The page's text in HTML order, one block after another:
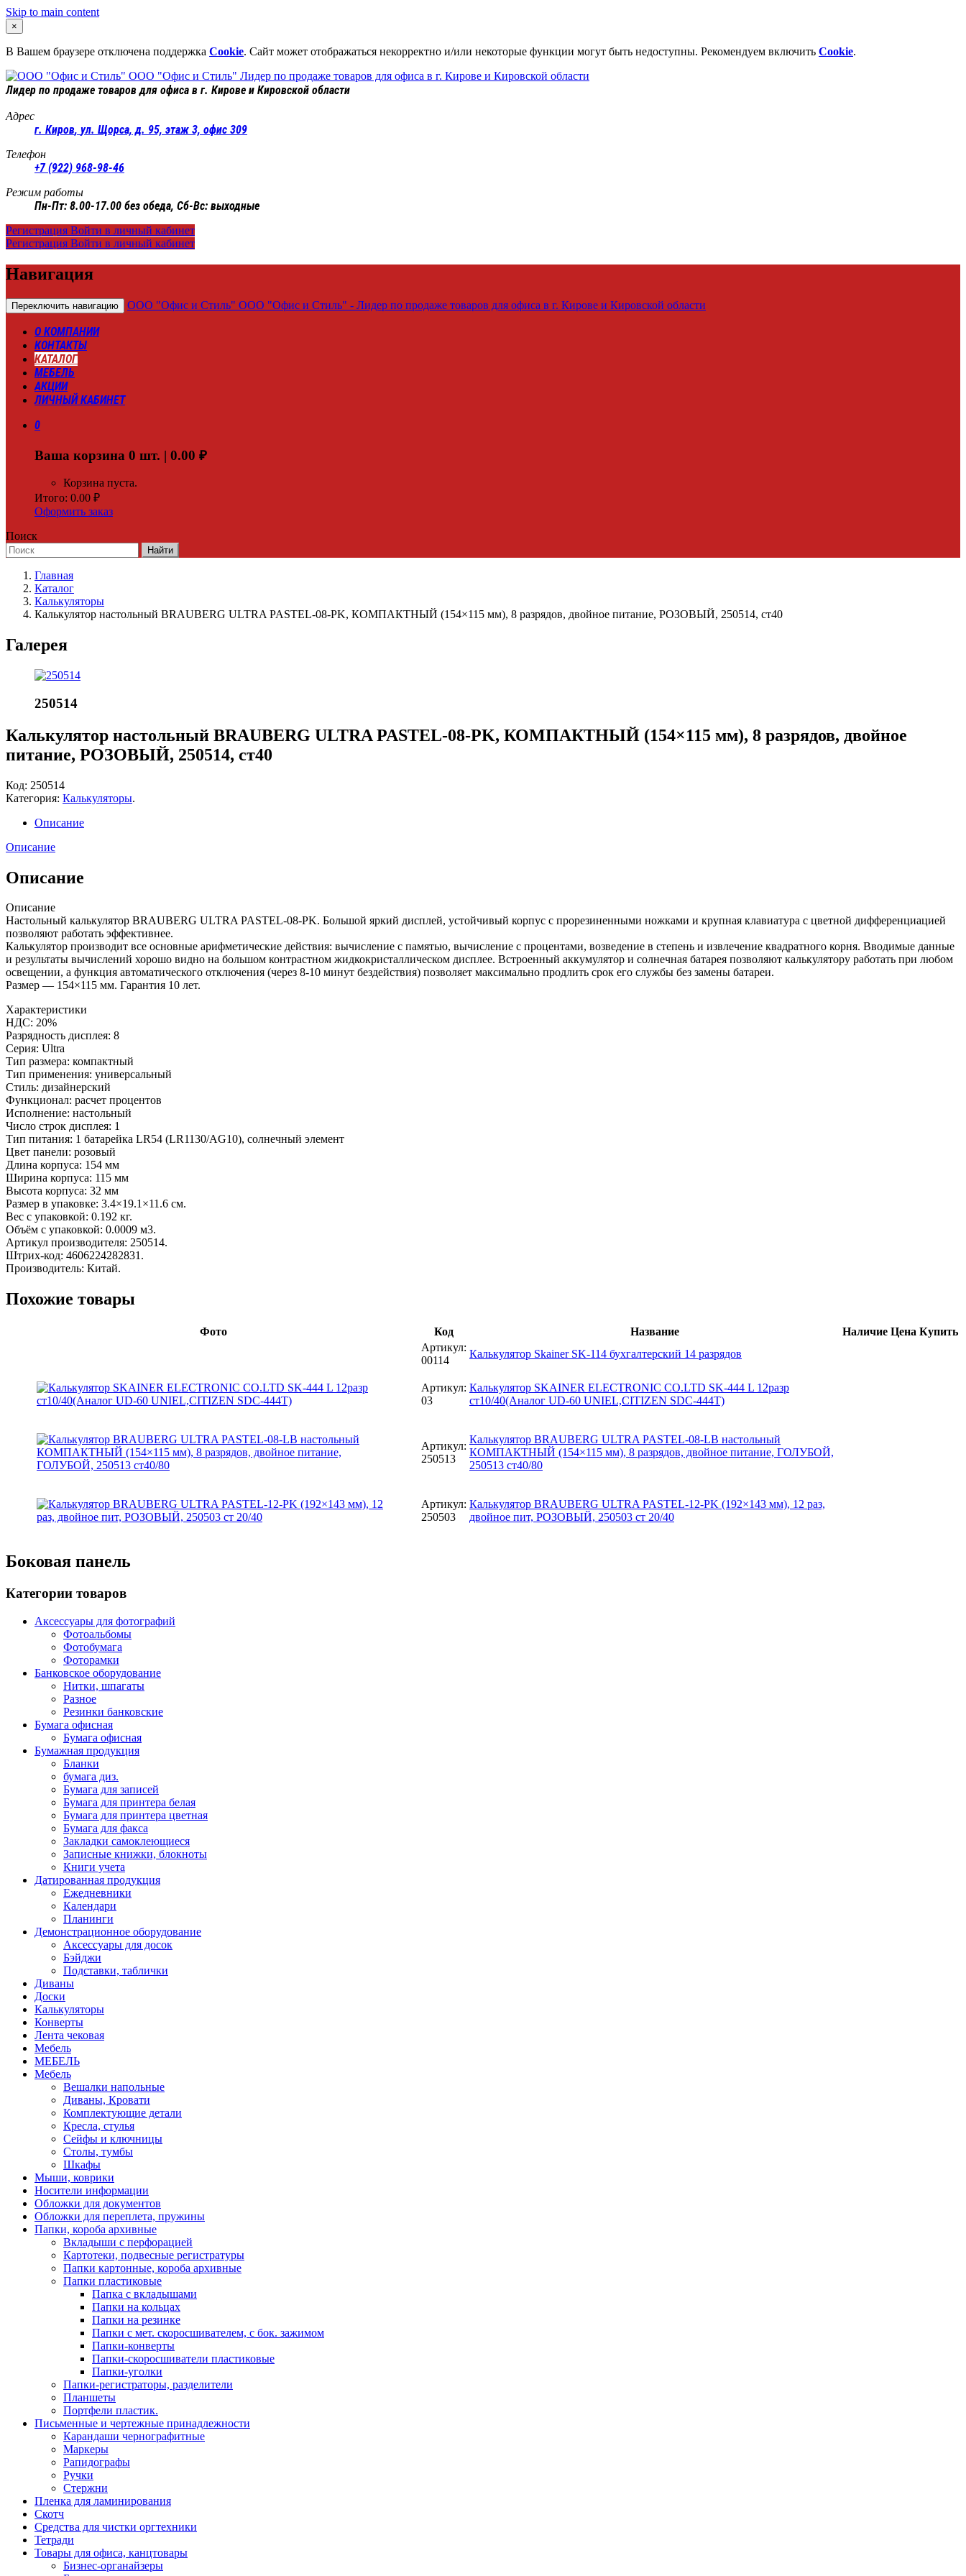
Skip to main content
×
В Вашем браузере отключена поддержка Cookie. Сайт может отображаться некорректно и/или некоторые функции могут быть недоступны. Рекомендуем включить Cookie.
ООО "Офис и Стиль" Лидер по продаже товаров для офиса в г. Кирове и Кировской области
Лидер по продаже товаров для офиса в г. Кирове и Кировской области
Адрес
г. Киров, ул. Щорса, д. 95, этаж 3, офис 309
Телефон
+7 (922) 968-98-46
Режим работы
Пн-Пт: 8.00-17.00 без обеда, Сб-Вс: выходные
Регистрация Войти в личный кабинет
Регистрация Войти в личный кабинет
Навигация
Переключить навигацию ООО "Офис и Стиль" ООО "Офис и Стиль" - Лидер по продаже товаров для офиса в г. Кирове и Кировской области
О КОМПАНИИ
КОНТАКТЫ
КАТАЛОГ
МЕБЕЛЬ
АКЦИИ
ЛИЧНЫЙ КАБИНЕТ
0
Ваша корзина 0 шт. | 0.00 ₽
Корзина пуста.
Итого: 0.00 ₽
Оформить заказ
Поиск
Найти
Главная
Каталог
Калькуляторы
Калькулятор настольный BRAUBERG ULTRA PASTEL-08-PK, КОМПАКТНЫЙ (154×115 мм), 8 разрядов, двойное питание, РОЗОВЫЙ, 250514, ст40
Галерея
250514
Калькулятор настольный BRAUBERG ULTRA PASTEL-08-PK, КОМПАКТНЫЙ (154×115 мм), 8 разрядов, двойное
питание, РОЗОВЫЙ, 250514, ст40
Код: 250514
Категория: Калькуляторы.
Описание
Описание
Описание
Описание
Настольный калькулятор BRAUBERG ULTRA PASTEL-08-PK. Большой яркий дисплей, устойчивый корпус с прорезиненными ножками и крупная клавиатура с цветной дифференциацией
позволяют работать эффективнее.
Калькулятор производит все основные арифметические действия: вычисление с памятью, вычисление с процентами, возведение в степень и извлечение квадратного корня. Вводимые данные
и результаты вычислений хорошо видно на большом контрастном жидкокристаллическом дисплее. Встроенный аккумулятор и солнечная батарея позволяют калькулятору работать при любом
освещении, а функция автоматического отключения (через 8-10 минут бездействия) позволяет максимально продлить срок его службы без замены батареи.
Размер — 154×115 мм. Гарантия 10 лет.
Характеристики
НДС: 20%
Разрядность дисплея: 8
Серия: Ultra
Тип размера: компактный
Тип применения: универсальный
Стиль: дизайнерский
Функционал: расчет процентов
Исполнение: настольный
Число строк дисплея: 1
Тип питания: 1 батарейка LR54 (LR1130/AG10), солнечный элемент
Цвет панели: розовый
Длина корпуса: 154 мм
Ширина корпуса: 115 мм
Высота корпуса: 32 мм
Размер в упаковке: 3.4×19.1×11.6 см.
Вес с упаковкой: 0.192 кг.
Объём с упаковкой: 0.0009 м3.
Артикул производителя: 250514.
Штрих-код: 4606224282831.
Производитель: Китай.
Похожие товары
Фото Код Название Наличие Цена Купить
Артикул:
00114
Калькулятор Skainer SK-114 бухгалтерский 14 разрядов
Артикул:
03
Калькулятор SKAINER ELECTRONIC CO.LTD SK-444 L 12разр
ст10/40(Аналог UD-60 UNIEL,CITIZEN SDC-444T)
Артикул:
250513
Калькулятор BRAUBERG ULTRA PASTEL-08-LB настольный
КОМПАКТНЫЙ (154×115 мм), 8 разрядов, двойное питание, ГОЛУБОЙ,
250513 ст40/80
Артикул:
250503
Калькулятор BRAUBERG ULTRA PASTEL-12-PK (192×143 мм), 12 раз,
двойное пит, РОЗОВЫЙ, 250503 ст 20/40
Боковая панель
Категории товаров
Аксессуары для фотографий
Фотоальбомы
Фотобумага
Фоторамки
Банковское оборудование
Нитки, шпагаты
Разное
Резинки банковские
Бумага офисная
Бумага офисная
Бумажная продукция
Бланки
бумага диз.
Бумага для записей
Бумага для принтера белая
Бумага для принтера цветная
Бумага для факса
Закладки самоклеющиеся
Записные книжки, блокноты
Книги учета
Датированная продукция
Ежедневники
Календари
Планинги
Демонстрационное оборудование
Аксессуары для досок
Бэйджи
Подставки, таблички
Диваны
Доски
Калькуляторы
Конверты
Лента чековая
Мебель
МЕБЕЛЬ
Мебель
Вешалки напольные
Диваны, Кровати
Комплектующие детали
Кресла, стулья
Сейфы и ключницы
Столы, тумбы
Шкафы
Мыши, коврики
Носители информации
Обложки для документов
Обложки для переплета, пружины
Папки, короба архивные
Вкладыши с перфорацией
Картотеки, подвесные регистратуры
Папки картонные, короба архивные
Папки пластиковые
Папка с вкладышами
Папки на кольцах
Папки на резинке
Папки с мет. скоросшивателем, с бок. зажимом
Папки-конверты
Папки-скоросшиватели пластиковые
Папки-уголки
Папки-регистраторы, разделители
Планшеты
Портфели пластик.
Письменные и чертежные принадлежности
Карандаши чернографитные
Маркеры
Рапидографы
Ручки
Стержни
Пленка для ламинирования
Скотч
Средства для чистки оргтехники
Тетради
Товары для офиса, канцтовары
Бизнес-органайзеры